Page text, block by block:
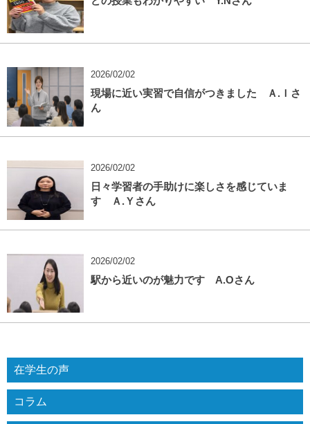
2026/02/02
現場に近い実習で自信がつきました Ａ.Ｉさ
ん
2026/02/02
日々学習者の手助けに楽しさを感じていま
す Ａ.Ｙさん
2026/02/02
駅から近いのが魅力です A.Oさん
在学生の声
コラム